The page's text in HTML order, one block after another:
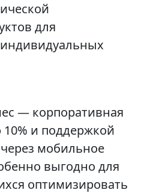
для
— корпоративная
10% и поддержкой
мобильное
выгодно для
оптимизировать